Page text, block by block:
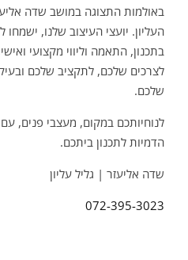
באולמות התצוגה במושב שדה
העליון. יועצי העיצוב שלנו, ישמחו
בתכנון, התאמה וליווי מקצועי
לצרכים שלכם, לתקציב שלכם
שלכם.
לנוחיותכם במקום, מעצבי פנים,
הדמיות לתכנון ביתכם.
שדה אליעזר | גליל עליון
072-395-3023